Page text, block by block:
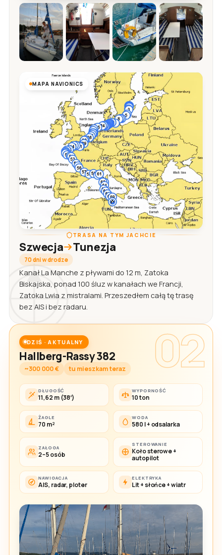
MAPA NAVIONICS
TRASA NA TYM JACHCIE
Szwecja Tunezja
70 dni w drodze
Kanał La Manche z pływami do 12 m, Zatoka
Biskajska, ponad 100 śluz w kanałach we Francji,
Zatoka Lwia z mistralami. Przeszedłem całą tę trasę
bez AIS i bez radaru.
02
DZIŚ · AKTUALNY
Hallberg-Rassy 382
~300 000 € tu mieszkam teraz
DŁUGOŚĆ
11,62 m (38′)
WYPORNOŚĆ
10 ton
ŻAGLE
70 m²
WODA
580 l + odsalarka
ZAŁOGA
2–5 osób
STEROWANIE
Koło sterowe +
autopilot
NAWIGACJA
AIS, radar, ploter
ELEKTRYKA
Lit + słońce + wiatr